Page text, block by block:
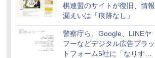
棋連盟のサイトが復旧、情報
漏えいは「痕跡なし」
警察庁ら、Google、LINEヤ
フーなどデジタル広告プラッ
トフォーム5社に「なりすま